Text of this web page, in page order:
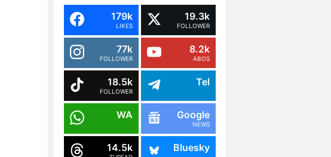
179k
LIKES
19.3k
FOLLOWER
77k
FOLLOWER
8.2k
ABOS
18.5k
FOLLOWER
Tel
WA Google
NEWS
14.5k Bluesky